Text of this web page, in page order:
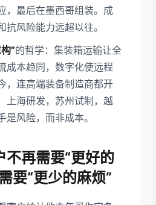
，最后在墨西哥组装。成
风险能力远超以往。
”的哲学：集装箱运输让全
成本趋同，数字化使远程
，连高端装备制造商都开
上海研发，苏州试制，越
是风险，而非成本。
不再需要“更好的
要“更少的麻烦”